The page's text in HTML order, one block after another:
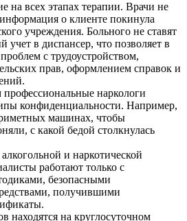
на всех этапах терапии. Врачи не
о клиенте покинула
учреждения. Больного не ставят
учет в диспансер, что позволяет в
с трудоустройством,
прав, оформлением справок и
наркологи
конфиденциальности. Например,
машинах, чтобы
с какой бедой столкнулась
и наркотической
работают только с
безопасными
получившими
находятся на круглосуточном